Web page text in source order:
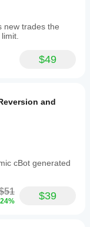
new trades the
$49
and
cBot generated
$39